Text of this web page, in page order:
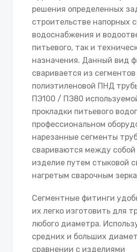
решения определенных
строительстве напорных
водоснабжения и
питьевого, так и
назначения. Данный вид
сваривается из сегментов
полиэтиленовой ПНД
ПЭ100 / ПЭ80
прокладки питьевого
профессиональном
нарезанные сегменты
свариваются между
изделие путем стыковой
нагретым сварочным
Сегментные фитинги
их легко изготовить для
любого диаметра.
средних и больших
сравнении с изделиями